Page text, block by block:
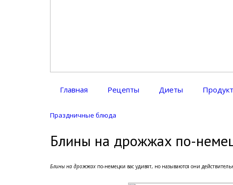
Главная Рецепты Диеты
Праздничные блюда
Блины на дрожжах по-
Блины на дрожжах по-немецки вас удивят, но называются они